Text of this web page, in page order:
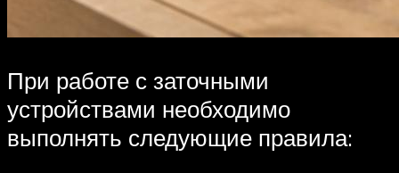
При работе с заточными
устройствами необходимо
выполнять следующие правила: